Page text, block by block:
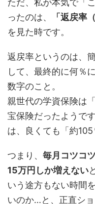
ただ、私が本気で「
ったのは、
「返戻率
を見た時です。
返戻率というのは、
して、最終的に何％
数字のこと。
親世代の学資保険は
宝保険だったようで
は、良くても「約105
つまり、 毎月コツコ
15万円しか増えない
いう途方もない時間
いのか…と、正直ショ